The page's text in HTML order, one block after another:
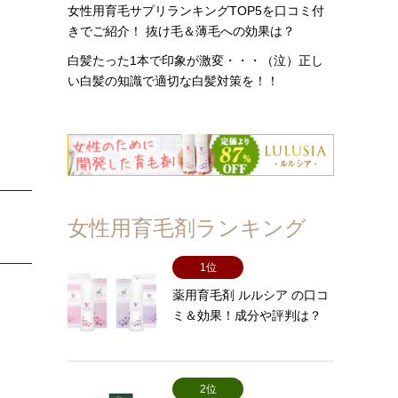
女性用育毛サプリランキングTOP5を口コミ付
きでご紹介！ 抜け毛＆薄毛への効果は？
白髪たった1本で印象が激変・・・（泣）正し
い白髪の知識で適切な白髪対策を！！
女性用育毛剤ランキング
1位
薬用育毛剤 ルルシア の口コ
ミ＆効果！成分や評判は？
2位